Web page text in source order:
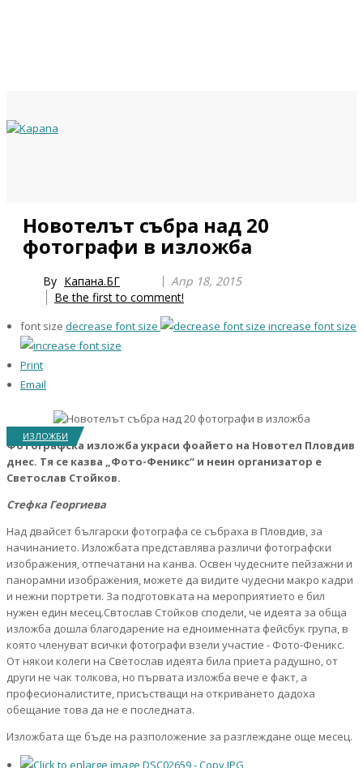
Новотелът събра над 20
фотографи в изложба
By Капана.БГ
Апр 18, 2015
Be the first to comment!
font size decrease font size increase font size
Print
Email
ИЗЛОЖБИ
Фотографска изложба украси фоайето на Новотел Пловдив
днес. Тя се казва „Фото-Феникс“ и неин организатор е
Светослав Стойков.
Стефка Георгиева
Над двайсет български фотографа се събраха в Пловдив, за
начинанието. Изложбата представлява различи фотографски
изображения, отпечатани на канва. Освен чудесните пейзажни и
панорамни изображения, можете да видите чудесни макро кадри
и нежни портрети. За подготовката на мероприятието е бил
нужен един месец.Свтослав Стойков сподели, че идеята за обща
изложба дошла благодарение на едноименната фейсбук група, в
която членуват всички фотографи взели участие - Фото-Феникс.
От някои колеги на Светослав идеята била приета радушно, от
други не чак толкова, но първата изложба вече е факт, а
професионалистите, присъстващи на откриването дадоха
обещание това да не е последната.
Изложбата ще бъде на разположение за разглеждане още месец.
Year
Month
Year
Month